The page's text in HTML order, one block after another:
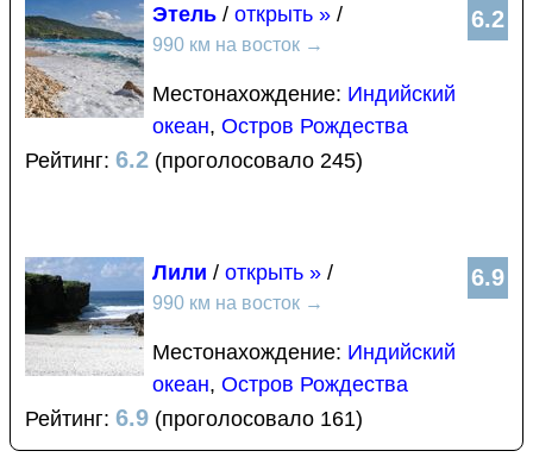
6.2
Этель / открыть » /
990 км на восток →
Местонахождение: Индийский
океан, Остров Рождества
Рейтинг: 6.2 (проголосовало 245)
6.9
Лили / открыть » /
990 км на восток →
Местонахождение: Индийский
океан, Остров Рождества
Рейтинг: 6.9 (проголосовало 161)